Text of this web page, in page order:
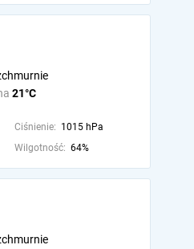
21°C
Ciśnienie: 1015 hPa
Wilgotność: 64%